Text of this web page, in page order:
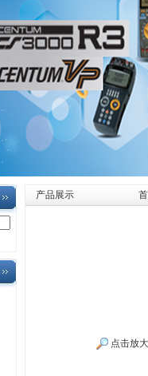
产品展示
点击放大